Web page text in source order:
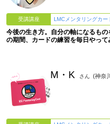
受講講座 LMCメンタリングカー
今後の生き方。自分の軸になるも
の期間、カードの練習を毎日やって
M・K さん (神奈